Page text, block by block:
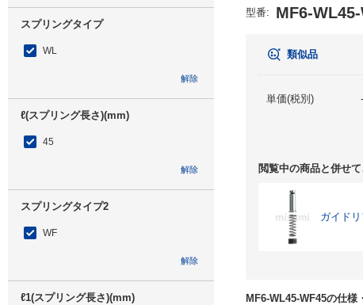
スプリングタイプ
WL
解除
ℓ(スプリング長さ)(mm)
45
解除
スプリングタイプ2
WF
解除
ℓ1(スプリング長さ)(mm)
型番: MF6-
類似品
単価(税別) -
閲覧中の商品と併せ
ガイド
MF6-WL45-WF45の仕様